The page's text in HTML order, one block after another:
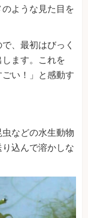
ような見た目を
、最初はびっく
ます。これを
ごい！」と感動す
などの水生動物
込んで溶かしな